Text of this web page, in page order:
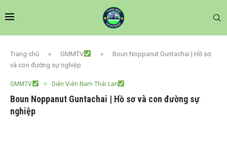
Trang chủ » GMMTV »
Boun Noppanut Guntachai | Hồ sơ
và con đường sự nghiệp
GMMTV Diễn Viên Nam Thái Lan
Boun Noppanut Guntachai | Hồ sơ và con đường sự
nghiệp